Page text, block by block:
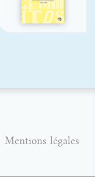
Mentions légales